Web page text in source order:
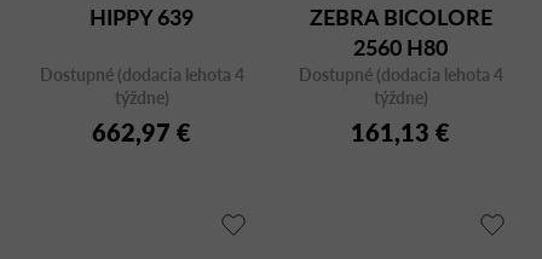
HIPPY 639
Dostupné (dodacia lehota 4
týždne)
662,97 €
ZEBRA BICOLORE
2560 H80
Dostupné (dodacia lehota 4
týždne)
161,13 €